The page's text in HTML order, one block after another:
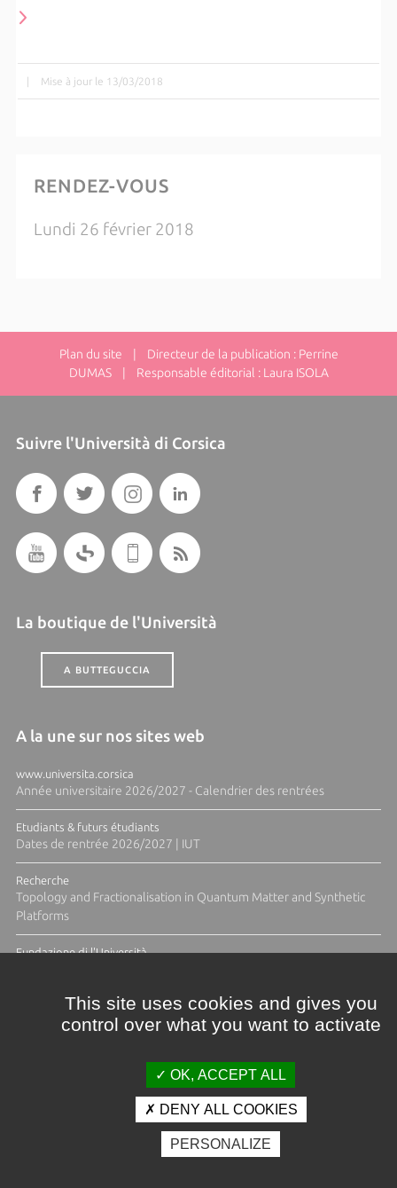
| Mise à jour le 13/03/2018
RENDEZ-VOUS
Lundi 26 février 2018
Plan du site | Directeur de la publication : Perrine
DUMAS | Responsable éditorial : Laura ISOLA
Suivre l'Università di Corsica
La boutique de l'Università
A BUTTEGUCCIA
A la une sur nos sites web
www.universita.corsica
Année universitaire 2026/2027 - Calendrier des rentrées
Etudiants & futurs étudiants
Dates de rentrée 2026/2027 | IUT
Recherche
Topology and Fractionalisation in Quantum Matter and Synthetic
Platforms
Fundazione di l'Università
Crédits et mentions légales
Espace presse
Photothèque
This site uses cookies and gives you
control over what you want to activate
OK, ACCEPT ALL
DENY ALL COOKIES
PERSONALIZE